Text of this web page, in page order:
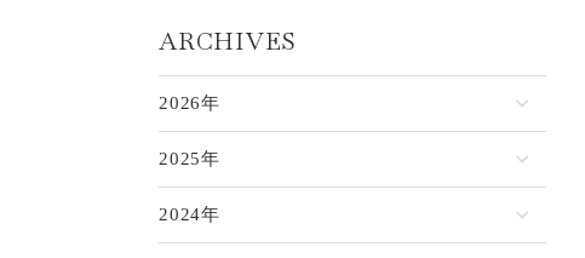
ARCHIVES
2026年
2025年
2024年